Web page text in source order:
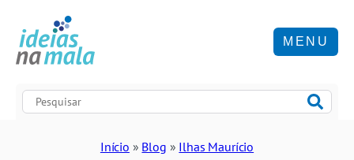
MENU
Início » Blog » Ilhas Maurício